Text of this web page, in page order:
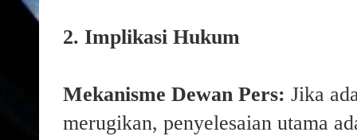
2. Implikasi Hukum
Mekanisme Dewan Pers: Jika
merugikan, penyelesaian utama